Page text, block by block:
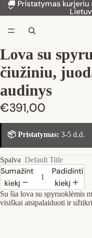
🚚 Pristatymas
Lova su
čiužiniu,
audinys
€391,00
📦 Pristatymas: 3-5 d.d.
Spalva Default Title
Sumažinti
kiekį
Padidinti
kiekį
Su šia lova su spyruoklėmis
visiškai atsipalaiduoti ir